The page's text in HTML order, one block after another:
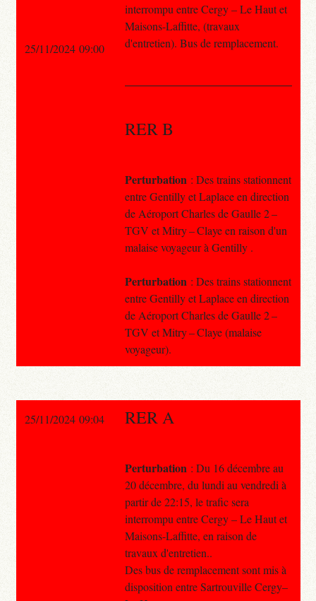
interrompu entre Cergy – Le Haut et
Maisons-Laffitte, (travaux
d'entretien). Bus de remplacement.
RER B
Perturbation : Des trains stationnent
entre Gentilly et Laplace en direction
de Aéroport Charles de Gaulle 2 –
TGV et Mitry – Claye en raison d'un
malaise voyageur à Gentilly .
Perturbation : Des trains stationnent
entre Gentilly et Laplace en direction
de Aéroport Charles de Gaulle 2 –
TGV et Mitry – Claye (malaise
voyageur).
25/11/2024 09:00
25/11/2024 09:04 RER A
Perturbation : Du 16 décembre au
20 décembre, du lundi au vendredi à
partir de 22:15, le trafic sera
interrompu entre Cergy – Le Haut et
Maisons-Laffitte, en raison de
travaux d'entretien..
Des bus de remplacement sont mis à
disposition entre Sartrouville Cergy–